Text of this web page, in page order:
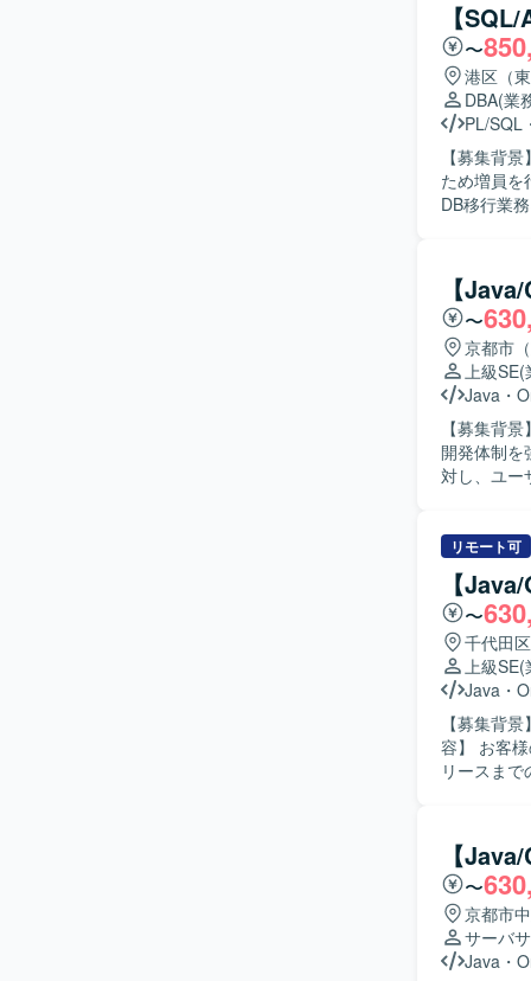
【
〜
港区（東
DBA(業
PL/SQL
【募集背
ため増員を行っております。 【作業
DB移行業
す。 【求める人物像】 データモデルを正しく理解し、主体的にデータ移行設計から実装・検証
まで対応
にプロジェクトへ参
テム刷新
データ移
アプリケーシ
AWS
Hibernate
用しており
使用してお
【
〜
京都市（
上級SE(
Java ・
【募集背
開発体制を強化するた
対し、ユー
案・改善
と円滑に
【ポジシ
るドメイン
め、上流
す。
リモート可
【
〜
千代田
上級SE(
Java ・
【募集背景
容】 お客
リースま
に行っていただける方
務を通じ
具合調査を
境】 Java
【
〜
京都市
サーバ
Java ・